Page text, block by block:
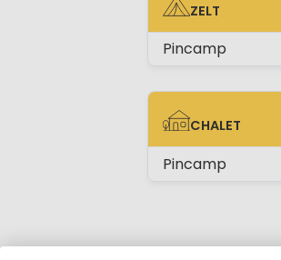
ZELT
ZELT
Pincamp
CHALET
CHALET
Pincamp